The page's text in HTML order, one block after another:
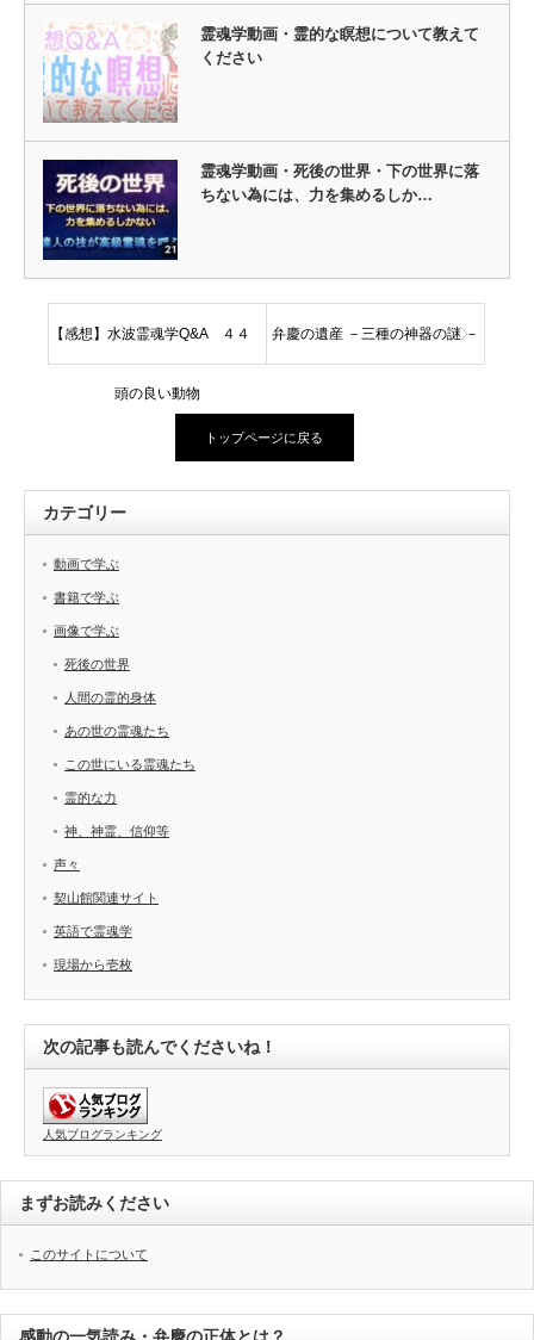
霊魂学動画・霊的な瞑想について教えて
ください
霊魂学動画・死後の世界・下の世界に落
ちない為には、力を集めるしか…
【感想】水波霊魂学Q&A ４４
頭の良い動物
弁慶の遺産 －三種の神器の謎 －
トップページに戻る
カテゴリー
動画で学ぶ
書籍で学ぶ
画像で学ぶ
死後の世界
人間の霊的身体
あの世の霊魂たち
この世にいる霊魂たち
霊的な力
神、神霊、信仰等
声々
契山館関連サイト
英語で霊魂学
現場から壱枚
次の記事も読んでくださいね！
人気ブログランキング
まずお読みください
このサイトについて